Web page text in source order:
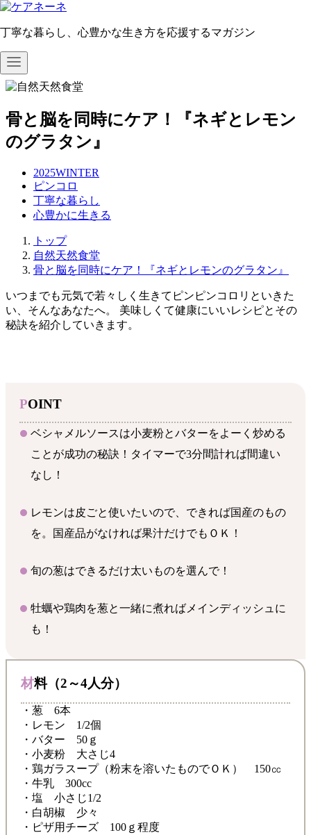
コ
テ
ン
ツ
丁寧な暮らし、心豊かな生き方を応援するマガジン
骨と脳を同時にケア！『ネギとレモン
のグラタン』
2025WINTER
ピンコロ
丁寧な暮らし
心豊かに生きる
トップ
自然天然食堂
骨と脳を同時にケア！『ネギとレモンのグラタン』
いつまでも元気で若々しく生きてピンピンコロリといきた
い、そんなあなたへ。 美味しくて健康にいいレシピとその
秘訣を紹介していきます。
POINT
ベシャメルソースは小麦粉とバターをよーく炒める
ことが成功の秘訣！タイマーで3分間計れば間違い
なし！
レモンは皮ごと使いたいので、できれば国産のもの
を。国産品がなければ果汁だけでもＯＫ！
旬の葱はできるだけ太いものを選んで！
牡蠣や鶏肉を葱と一緒に煮ればメインディッシュに
も！
材料（2～4人分）
・葱 6本
・レモン 1/2個
・バター 50ｇ
・小麦粉 大さじ4
・鶏ガラスープ（粉末を溶いたものでＯＫ） 150㏄
・牛乳 300cc
・塩 小さじ1/2
・白胡椒 少々
・ピザ用チーズ 100ｇ程度